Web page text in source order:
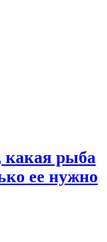
какая рыба
ее нужно